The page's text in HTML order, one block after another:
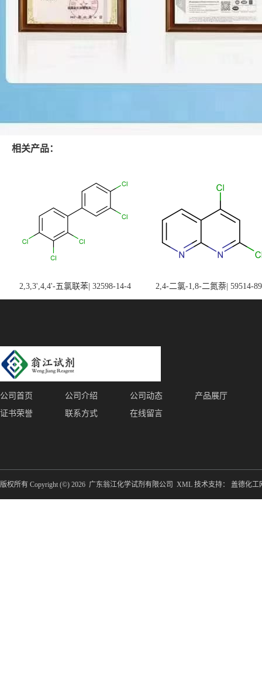
相关产品：
2,3,3',4,4'-五氯联苯| 32598-14-4 2,4-二氯-1,8-二氮萘| 59514-
公司首页 公司介绍 公司动态
产品展厅
证书荣誉
联系方式 在线留言
版权所有 Copyright (©) 2026 广东翁江化学试剂有限公司 XML 技术支持： 盖德化工